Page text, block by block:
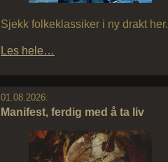
Sjekk folkeklassiker i ny drakt her.
Les hele…
01.08.2026:
Manifest, ferdig med å ta liv